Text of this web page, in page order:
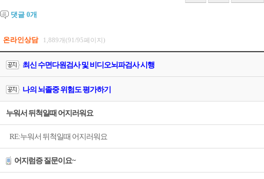
댓글 0개
온라인상담 1,889개(91/95페이지)
최신 수면다원검사 및 비디오뇌파검사 시행
나의 뇌졸중 위험도 평가하기
누워서 뒤척일때 어지러워요
RE:누워서 뒤척일때 어지러워요
어지럼증 질문이요~